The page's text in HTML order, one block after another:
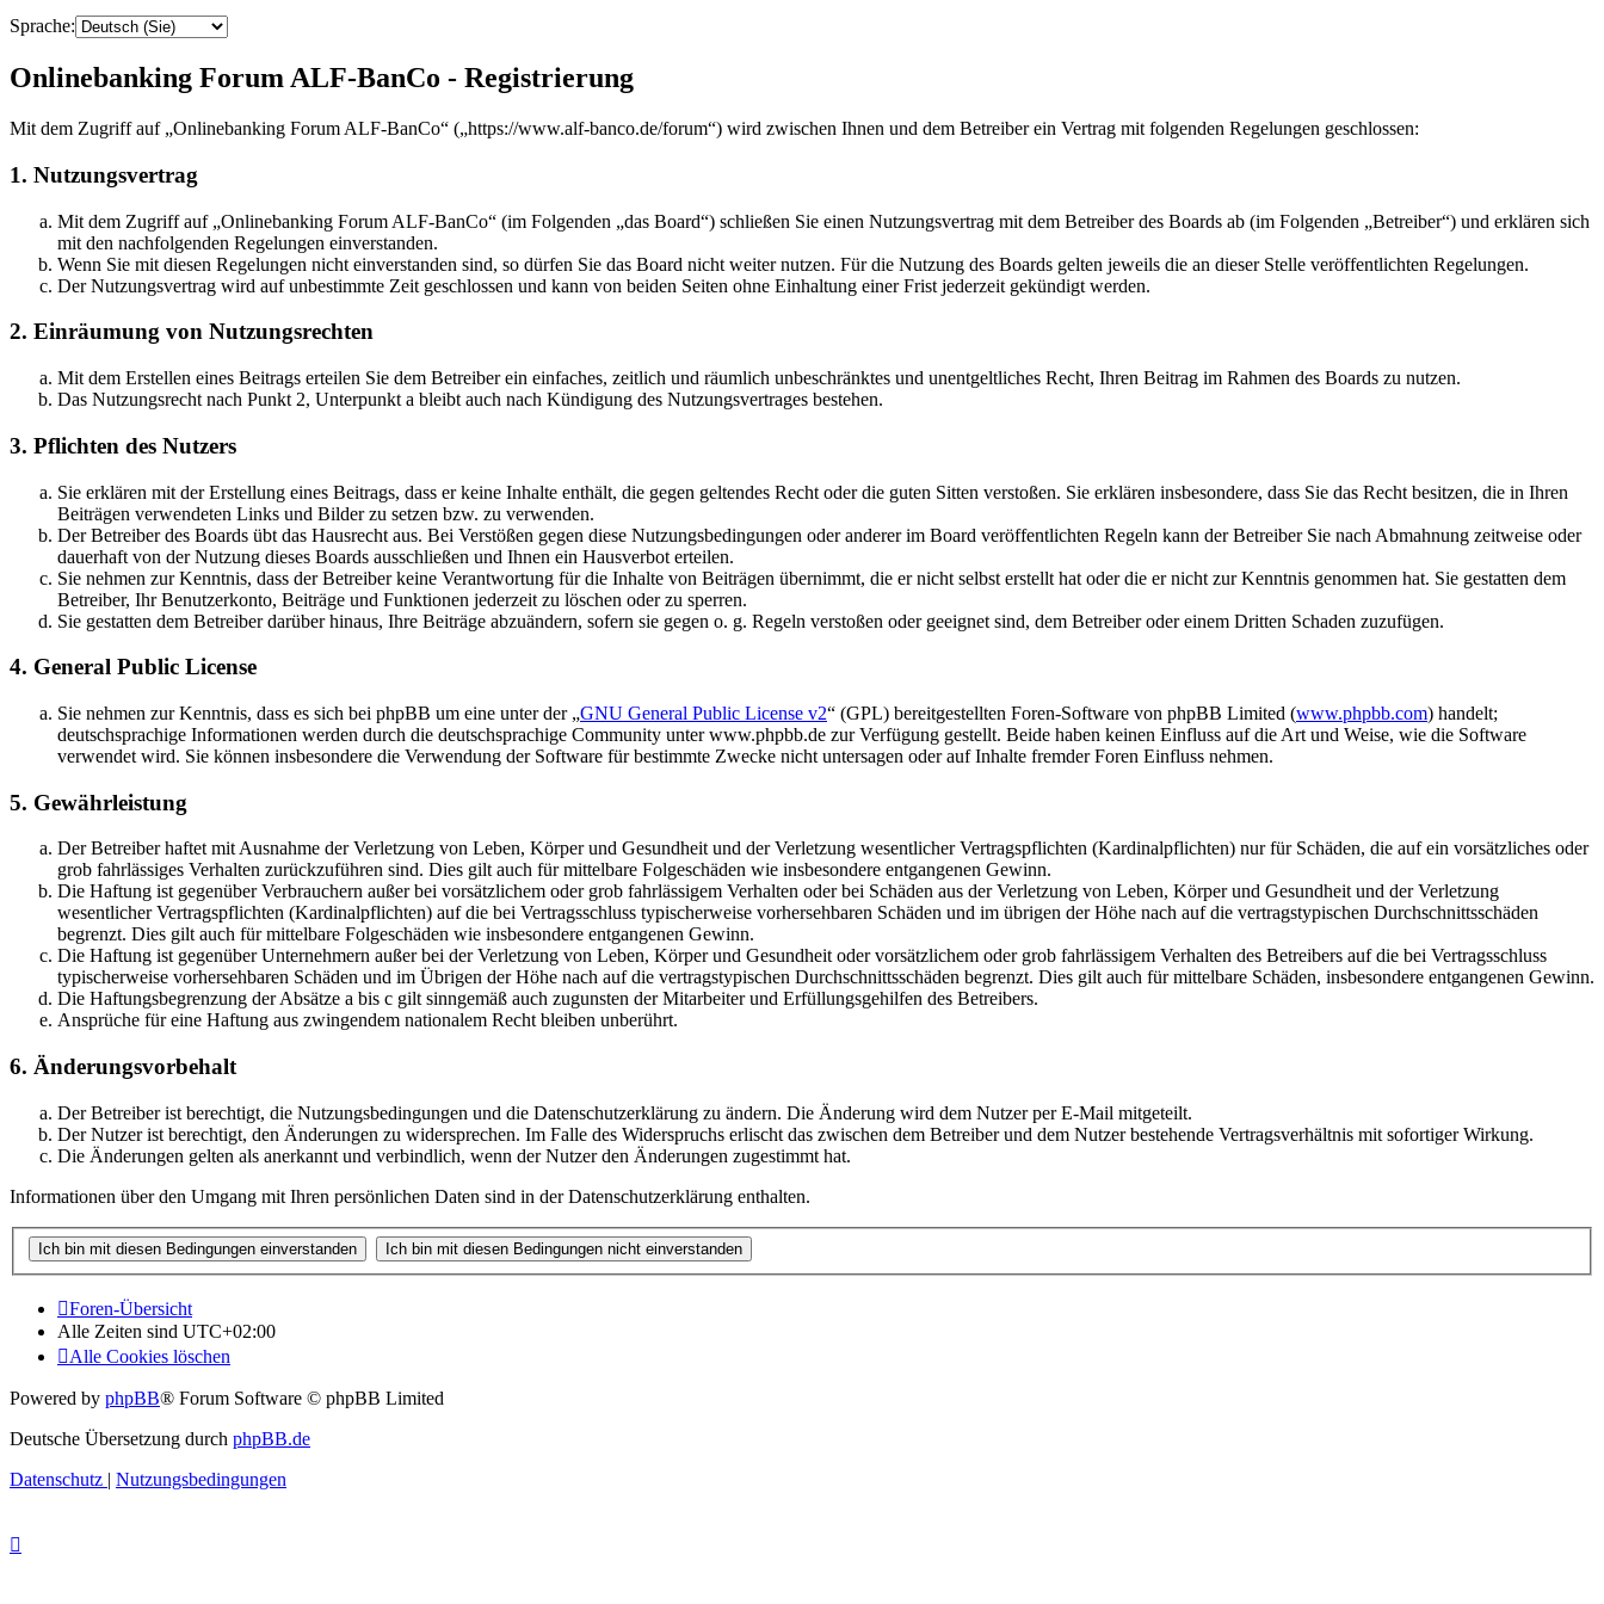
Sprache:
Onlinebanking Forum ALF-BanCo - Registrierung
Mit dem Zugriff auf „Onlinebanking Forum ALF-BanCo“ („https://www.alf-banco.de/forum“) wird zwischen Ihnen und dem Betreiber ein Vertrag mit folgenden Regelungen geschlossen:
1. Nutzungsvertrag
Mit dem Zugriff auf „Onlinebanking Forum ALF-BanCo“ (im Folgenden „das Board“) schließen Sie einen Nutzungsvertrag mit dem Betreiber des Boards ab (im Folgenden „Betreiber“) und erklären sich
mit den nachfolgenden Regelungen einverstanden.
Wenn Sie mit diesen Regelungen nicht einverstanden sind, so dürfen Sie das Board nicht weiter nutzen. Für die Nutzung des Boards gelten jeweils die an dieser Stelle veröffentlichten Regelungen.
Der Nutzungsvertrag wird auf unbestimmte Zeit geschlossen und kann von beiden Seiten ohne Einhaltung einer Frist jederzeit gekündigt werden.
2. Einräumung von Nutzungsrechten
Mit dem Erstellen eines Beitrags erteilen Sie dem Betreiber ein einfaches, zeitlich und räumlich unbeschränktes und unentgeltliches Recht, Ihren Beitrag im Rahmen des Boards zu nutzen.
Das Nutzungsrecht nach Punkt 2, Unterpunkt a bleibt auch nach Kündigung des Nutzungsvertrages bestehen.
3. Pflichten des Nutzers
Sie erklären mit der Erstellung eines Beitrags, dass er keine Inhalte enthält, die gegen geltendes Recht oder die guten Sitten verstoßen. Sie erklären insbesondere, dass Sie das Recht besitzen, die in Ihren
Beiträgen verwendeten Links und Bilder zu setzen bzw. zu verwenden.
Der Betreiber des Boards übt das Hausrecht aus. Bei Verstößen gegen diese Nutzungsbedingungen oder anderer im Board veröffentlichten Regeln kann der Betreiber Sie nach Abmahnung zeitweise oder
dauerhaft von der Nutzung dieses Boards ausschließen und Ihnen ein Hausverbot erteilen.
Sie nehmen zur Kenntnis, dass der Betreiber keine Verantwortung für die Inhalte von Beiträgen übernimmt, die er nicht selbst erstellt hat oder die er nicht zur Kenntnis genommen hat. Sie gestatten dem
Betreiber, Ihr Benutzerkonto, Beiträge und Funktionen jederzeit zu löschen oder zu sperren.
Sie gestatten dem Betreiber darüber hinaus, Ihre Beiträge abzuändern, sofern sie gegen o. g. Regeln verstoßen oder geeignet sind, dem Betreiber oder einem Dritten Schaden zuzufügen.
4. General Public License
Sie nehmen zur Kenntnis, dass es sich bei phpBB um eine unter der „GNU General Public License v2“ (GPL) bereitgestellten Foren-Software von phpBB Limited (www.phpbb.com) handelt;
deutschsprachige Informationen werden durch die deutschsprachige Community unter www.phpbb.de zur Verfügung gestellt. Beide haben keinen Einfluss auf die Art und Weise, wie die Software
verwendet wird. Sie können insbesondere die Verwendung der Software für bestimmte Zwecke nicht untersagen oder auf Inhalte fremder Foren Einfluss nehmen.
5. Gewährleistung
Der Betreiber haftet mit Ausnahme der Verletzung von Leben, Körper und Gesundheit und der Verletzung wesentlicher Vertragspflichten (Kardinalpflichten) nur für Schäden, die auf ein vorsätzliches oder
grob fahrlässiges Verhalten zurückzuführen sind. Dies gilt auch für mittelbare Folgeschäden wie insbesondere entgangenen Gewinn.
Die Haftung ist gegenüber Verbrauchern außer bei vorsätzlichem oder grob fahrlässigem Verhalten oder bei Schäden aus der Verletzung von Leben, Körper und Gesundheit und der Verletzung
wesentlicher Vertragspflichten (Kardinalpflichten) auf die bei Vertragsschluss typischerweise vorhersehbaren Schäden und im übrigen der Höhe nach auf die vertragstypischen Durchschnittsschäden
begrenzt. Dies gilt auch für mittelbare Folgeschäden wie insbesondere entgangenen Gewinn.
Die Haftung ist gegenüber Unternehmern außer bei der Verletzung von Leben, Körper und Gesundheit oder vorsätzlichem oder grob fahrlässigem Verhalten des Betreibers auf die bei Vertragsschluss
typischerweise vorhersehbaren Schäden und im Übrigen der Höhe nach auf die vertragstypischen Durchschnittsschäden begrenzt. Dies gilt auch für mittelbare Schäden, insbesondere entgangenen Gewinn.
Die Haftungsbegrenzung der Absätze a bis c gilt sinngemäß auch zugunsten der Mitarbeiter und Erfüllungsgehilfen des Betreibers.
Ansprüche für eine Haftung aus zwingendem nationalem Recht bleiben unberührt.
6. Änderungsvorbehalt
Der Betreiber ist berechtigt, die Nutzungsbedingungen und die Datenschutzerklärung zu ändern. Die Änderung wird dem Nutzer per E-Mail mitgeteilt.
Der Nutzer ist berechtigt, den Änderungen zu widersprechen. Im Falle des Widerspruchs erlischt das zwischen dem Betreiber und dem Nutzer bestehende Vertragsverhältnis mit sofortiger Wirkung.
Die Änderungen gelten als anerkannt und verbindlich, wenn der Nutzer den Änderungen zugestimmt hat.
Informationen über den Umgang mit Ihren persönlichen Daten sind in der Datenschutzerklärung enthalten.
Foren-Übersicht
Alle Zeiten sind UTC+02:00
Alle Cookies löschen
Powered by phpBB® Forum Software © phpBB Limited
Deutsche Übersetzung durch phpBB.de
Datenschutz | Nutzungsbedingungen